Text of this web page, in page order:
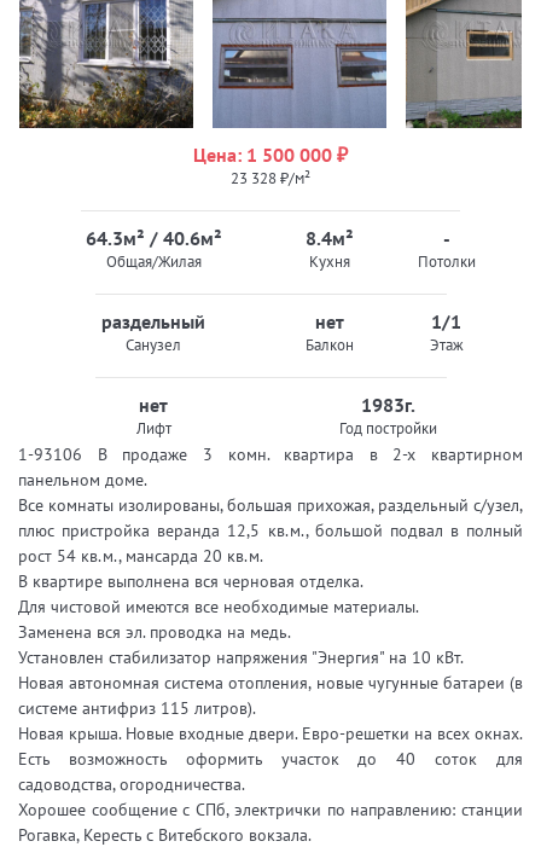
Цена: 1 500 000 ₽
23 328 ₽/м²
64.3м² / 40.6м²
Общая/Жилая
8.4м²
Кухня
-
Потолки
раздельный
Санузел
нет
Балкон
1/1
Этаж
нет
Лифт
1983г.
Год постройки
1-93106 В продаже 3 комн. квартира в 2-х квартирном
панельном доме.
Все комнаты изолированы, большая прихожая, раздельный с/узел,
плюс пристройка веранда 12,5 кв.м., большой подвал в полный
рост 54 кв.м., мансарда 20 кв.м.
В квартире выполнена вся черновая отделка.
Для чистовой имеются все необходимые материалы.
Заменена вся эл. проводка на медь.
Установлен стабилизатор напряжения "Энергия" на 10 кВт.
Новая автономная система отопления, новые чугунные батареи (в
системе антифриз 115 литров).
Новая крыша. Новые входные двери. Евро-решетки на всех окнах.
Есть возможность оформить участок до 40 соток для
садоводства, огородничества.
Хорошее сообщение с СПб, электрички по направлению: станции
Рогавка, Кересть с Витебского вокзала.